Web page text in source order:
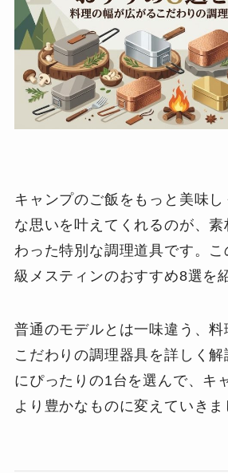
キャンプのご飯をもっと美味
な思いを叶えてくれるのが、
わった特別な調理道具です。
級メスティンのおすすめ8選を
普通のモデルとは一味違う、料
こだわりの調理器具を詳しく
にぴったりの1台を選んで、キ
より豊かなものに変えていきま